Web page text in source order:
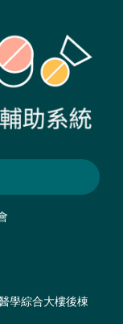
學綜合大樓後棟